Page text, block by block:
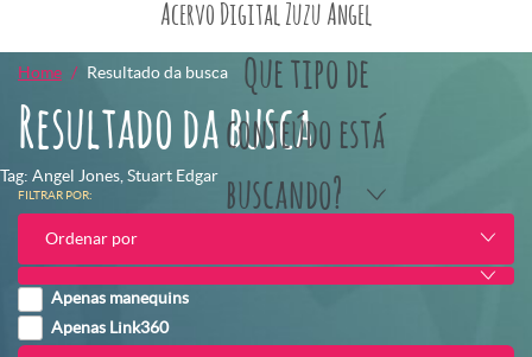
Acervo Digital Zuzu Angel
Que tipo de
conteúdo está
buscando?
Home Resultado da busca
Resultado da busca
Tag: Angel Jones, Stuart Edgar
FILTRAR POR:
Ordenar por
Apenas manequins
Apenas Link360